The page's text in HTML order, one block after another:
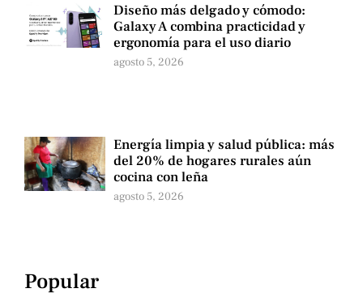
Diseño más delgado y cómodo:
Galaxy A combina practicidad y
ergonomía para el uso diario
agosto 5, 2026
Energía limpia y salud pública: más
del 20% de hogares rurales aún
cocina con leña
agosto 5, 2026
Popular